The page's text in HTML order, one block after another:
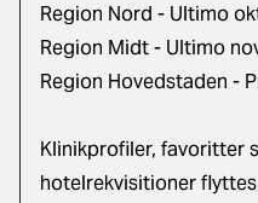
Region Nord - Ultimo
Region Midt - Ultimo
Region Hovedstaden -
Klinikprofiler, favoritter
hotelrekvisitioner